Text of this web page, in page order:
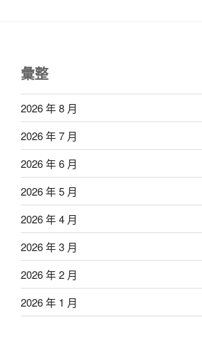
彙整
2026 年 8 月
2026 年 7 月
2026 年 6 月
2026 年 5 月
2026 年 4 月
2026 年 3 月
2026 年 2 月
2026 年 1 月